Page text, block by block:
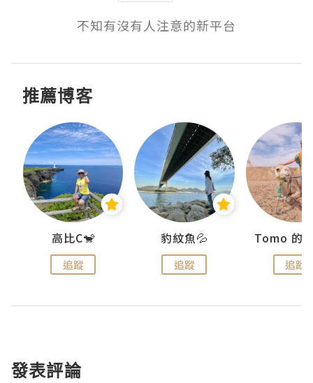
不知有沒有人注意的新平台
推薦博客
高比C🐒
追蹤
豹紋魚💦
追蹤 追蹤
發表評論